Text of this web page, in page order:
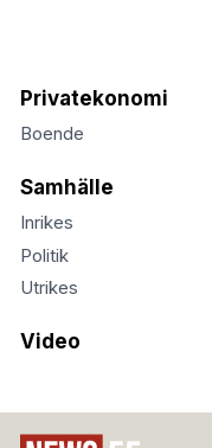
Privatekonomi
Boende
Samhälle
Inrikes
Politik
Utrikes
Video